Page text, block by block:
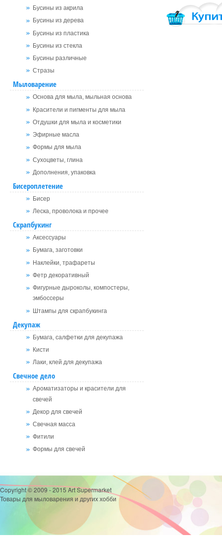
Бусины из акрила
Бусины из дерева
Бусины из пластика
Бусины из стекла
Бусины различные
Стразы
Мыловарение
Основа для мыла, мыльная основа
Красители и пигменты для мыла
Отдушки для мыла и косметики
Эфирные масла
Формы для мыла
Сухоцветы, глина
Дополнения, упаковка
Бисероплетение
Бисер
Леска, проволока и прочее
Скрапбукинг
Аксессуары
Бумага, заготовки
Наклейки, трафареты
Фетр декоративный
Фигурные дыроколы, компостеры,
эмбоссеры
Штампы для скрапбукинга
Декупаж
Бумага, салфетки для декупажа
Кисти
Лаки, клей для декупажа
Свечное дело
Ароматизаторы и красители для
свечей
Декор для свечей
Свечная масса
Фитили
Формы для свечей
Copyright © 2009 - 2015 Art Supermarket
Товары для мыловарения и других хобби